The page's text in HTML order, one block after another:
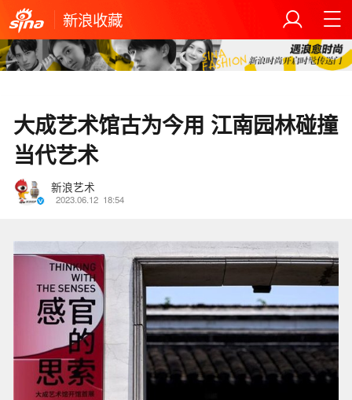
新浪收藏
大成艺术馆古为今用 江南园林碰撞
当代艺术
新浪艺术
2023.06.12 18:54